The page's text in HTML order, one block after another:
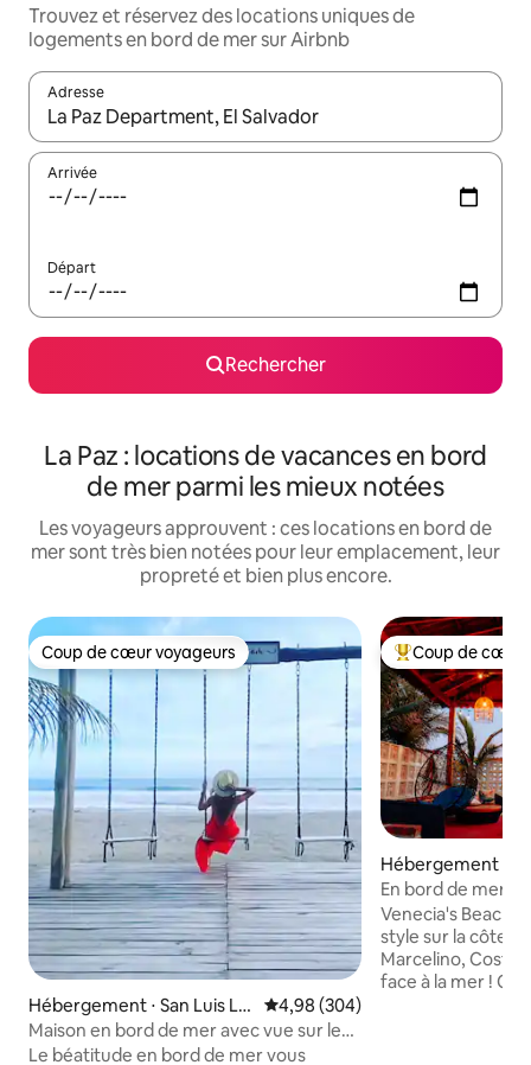
Trouvez et réservez des locations uniques de
logements en bord de mer sur Airbnb
Adresse
Lorsque les résultats s'affichent, utilisez les flèches vers le
Arrivée
Départ
Rechercher
La Paz : locations de vacances en bord
de mer parmi les mieux notées
Les voyageurs approuvent : ces locations en bord de
mer sont très bien notées pour leur emplacement, leur
propreté et bien plus encore.
Coup de cœur voyageurs
Coup de cœur voyageurs
Hébergement ⋅ San Luis La
Herradura
Évaluation moyenne sur la
4,98 (304)
Maison en bord de mer avec vue sur le
coucher du soleil Costa del Sol
Le béatitude en bord de mer vous
Coups de cœur
Coup de cœur
Hébergement ⋅
Masahuat
En bord de mer/
Beach House !
Venecia's Beach
style sur la côte
Marcelino, Costa
face à la mer !